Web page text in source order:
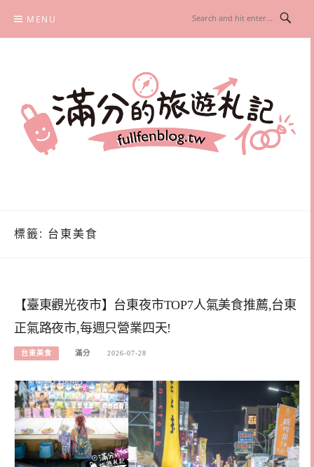
content
MENU
標籤: 台東美食
【臺東觀光夜市】台東夜市TOP7人氣美食推薦,台東
正氣路夜市,每週只營業四天!
台東美食 滿分 2026-07-28